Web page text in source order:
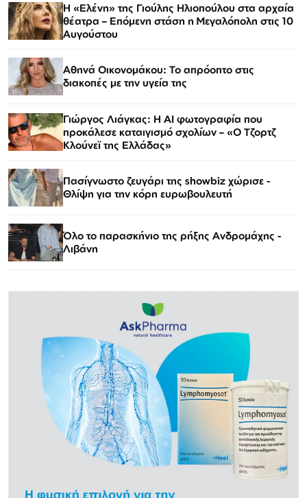
Η «Ελένη» της Γιούλης Ηλιοπούλου στα αρχαία
θέατρα – Επόμενη στάση η Μεγαλόπολη στις 10
Αυγούστου
Αθηνά Οικονομάκου: Το απρόοπτο στις
διακοπές με την υγεία της
Γιώργος Λιάγκας: Η AI φωτογραφία που
προκάλεσε καταιγισμό σχολίων – «Ο Τζορτζ
Κλούνεϊ της Ελλάδας»
Πασίγνωστο ζευγάρι της showbiz χώρισε -
Θλίψη για την κόρη ευρωβουλευτή
Όλο το παρασκήνιο της ρήξης Ανδρομάχης -
Λιβάνη